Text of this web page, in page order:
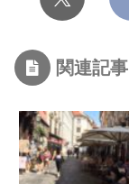
関連記事